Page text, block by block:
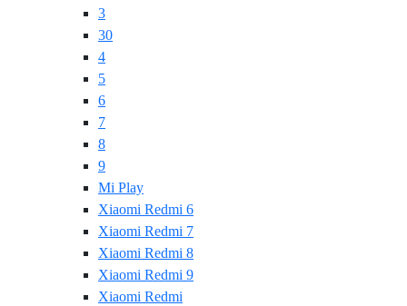
3
30
4
5
6
7
8
9
Mi Play
Xiaomi Redmi 6
Xiaomi Redmi 7
Xiaomi Redmi 8
Xiaomi Redmi 9
Xiaomi Redmi